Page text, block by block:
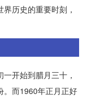
历史的重要时刻，
开始到腊月三十，
。而1960年正月正好